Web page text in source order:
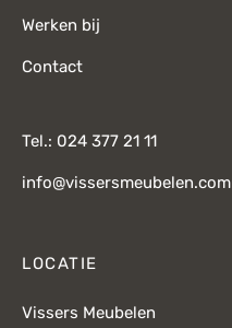
Werken bij
Contact
Tel.: 024 377 21 11
info@vissersmeubelen.com
LOCATIE
Vissers Meubelen